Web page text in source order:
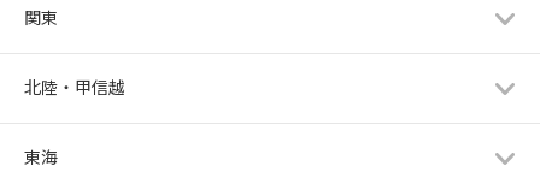
関東
北陸・甲信越
東海